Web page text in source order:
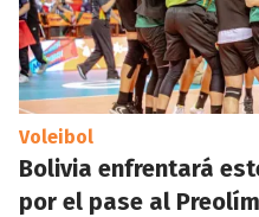
Voleibol
Bolivia enfrentará
por el pase al